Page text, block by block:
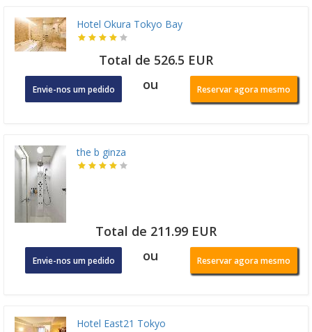
Hotel Okura Tokyo Bay
Total de 526.5 EUR
Envie-nos um pedido ou Reservar agora mesmo
the b ginza
Total de 211.99 EUR
Envie-nos um pedido ou Reservar agora mesmo
Hotel East21 Tokyo